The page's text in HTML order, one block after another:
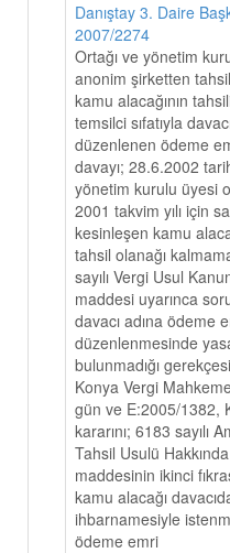
Danıştay 3. Daire
2007/2274
Ortağı ve yönetim
anonim şirketten
kamu alacağının
temsilci sıfatıyla
düzenlenen ödeme
davayı; 28.6.2002
yönetim kurulu üyesi
2001 takvim yılı için
kesinleşen kamu
tahsil olanağı
sayılı Vergi Usul
maddesi uyarınca
davacı adına ödeme
düzenlenmesinde
bulunmadığı
Konya Vergi
gün ve E:2005/1382,
kararını; 6183 sayılı
Tahsil Usulü
maddesinin ikinci
kamu alacağı
ihbarnamesiyle
ödeme emri